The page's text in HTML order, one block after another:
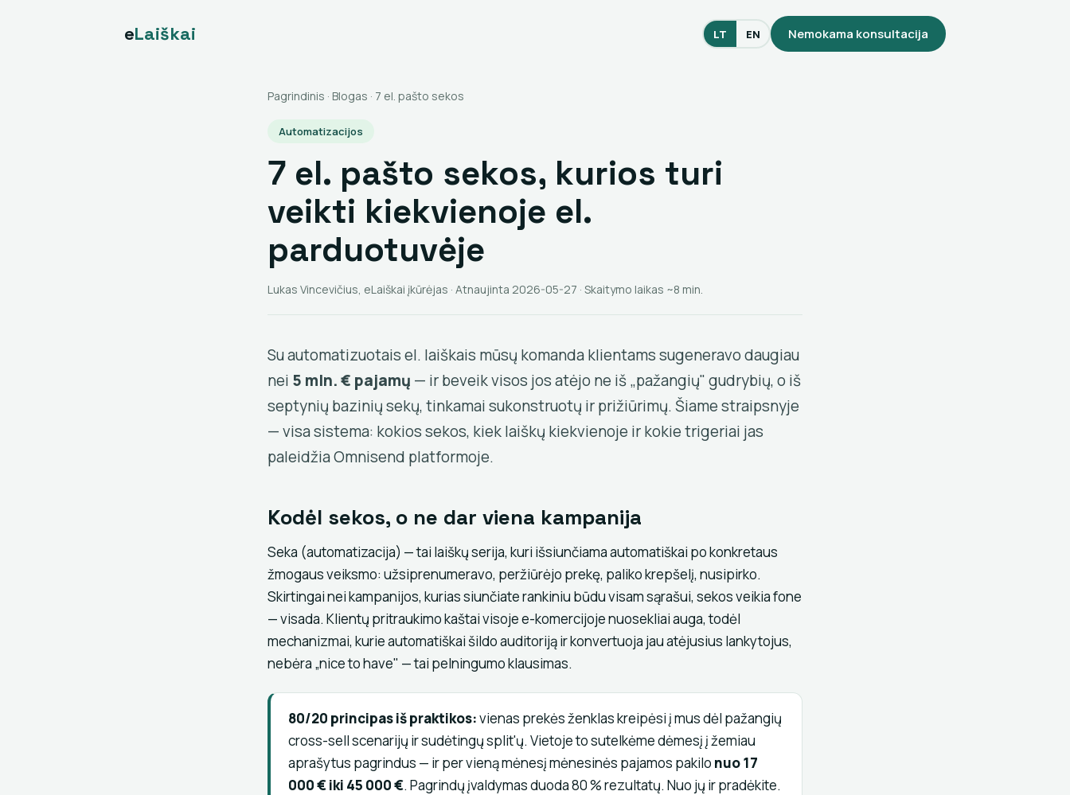
eLaiškai LT EN Nemokama konsultacija
Pagrindinis · Blogas · 7 el. pašto sekos
Automatizacijos
7 el. pašto sekos, kurios turi
veikti kiekvienoje el.
parduotuvėje
Lukas Vincevičius, eLaiškai įkūrėjas · Atnaujinta 2026-05-27 · Skaitymo laikas ~8 min.
Su automatizuotais el. laiškais mūsų komanda klientams sugeneravo daugiau
nei 5 mln. € pajamų — ir beveik visos jos atėjo ne iš „pažangių" gudrybių, o iš
septynių bazinių sekų, tinkamai sukonstruotų ir prižiūrimų. Šiame straipsnyje
— visa sistema: kokios sekos, kiek laiškų kiekvienoje ir kokie trigeriai jas
paleidžia Omnisend platformoje.
Kodėl sekos, o ne dar viena kampanija
Seka (automatizacija) — tai laiškų serija, kuri išsiunčiama automatiškai po konkretaus
žmogaus veiksmo: užsiprenumeravo, peržiūrėjo prekę, paliko krepšelį, nusipirko.
Skirtingai nei kampanijos, kurias siunčiate rankiniu būdu visam sąrašui, sekos veikia fone
— visada. Klientų pritraukimo kaštai visoje e-komercijoje nuosekliai auga, todėl
mechanizmai, kurie automatiškai šildo auditoriją ir konvertuoja jau atėjusius lankytojus,
nebėra „nice to have" — tai pelningumo klausimas.
80/20 principas iš praktikos:vienas prekės ženklas kreipėsi į mus dėl pažangių
cross-sell scenarijų ir sudėtingų split'ų. Vietoje to sutelkėme dėmesį į žemiau
aprašytus pagrindus — ir per vieną mėnesį mėnesinės pajamos pakilo nuo 17
000 € iki 45 000 €. Pagrindų įvaldymas duoda 80 % rezultatų. Nuo jų ir pradėkite.